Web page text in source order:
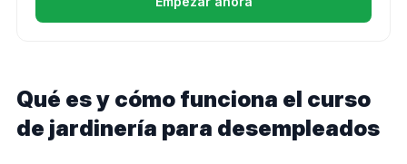
Qué es y cómo funciona el curso
de jardinería para desempleados